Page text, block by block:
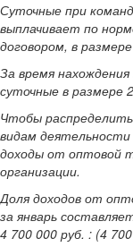
Суточные при
выплачивает по
договором, в
За время
суточные в размере
Чтобы
видам деятельности
доходы от оптовой
организации.
Доля доходов от
за январь
4 700 000 руб. : (4